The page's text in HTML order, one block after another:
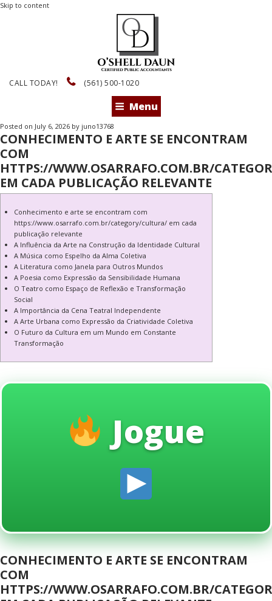
Skip to content
CALL TODAY! (561) 500-1020
Menu
Posted on July 6, 2026 by juno13768
CONHECIMENTO E ARTE SE ENCONTRAM
COM
HTTPS://WWW.OSARRAFO.COM.BR/
EM CADA PUBLICAÇÃO RELEVANTE
Conhecimento e arte se encontram com
https://www.osarrafo.com.br/category/cultura/ em cada
publicação relevante
A Influência da Arte na Construção da Identidade Cultural
A Música como Espelho da Alma Coletiva
A Literatura como Janela para Outros Mundos
A Poesia como Expressão da Sensibilidade Humana
O Teatro como Espaço de Reflexão e Transformação
Social
A Importância da Cena Teatral Independente
A Arte Urbana como Expressão da Criatividade Coletiva
O Futuro da Cultura em um Mundo em Constante
Transformação
Jogue
CONHECIMENTO E ARTE SE ENCONTRAM
COM
HTTPS://WWW.OSARRAFO.COM.BR/